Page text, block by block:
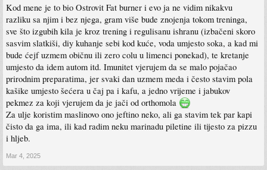
Kod mene je to bio Ostrovit Fat burner i evo ja ne vidim nikakvu
razliku sa njim i bez njega, gram više bude znojenja tokom treninga,
sve što izgubih kila je kroz trening i regulisanu ishranu (izbačeni skoro
sasvim slatkiši, diy kuhanje sebi kod kuće, voda umjesto soka, a kad mi
bude ćejf uzmem običnu ili zero colu u limenci ponekad), te kretanje
umjesto da idem autom itd. Imunitet vjerujem da se malo pojačao
prirodnim preparatima, jer svaki dan uzmem meda i često stavim pola
kašike umjesto šećera u čaj pa i kafu, a jedno vrijeme i jabukov
pekmez za koji vjerujem da je jači od orthomola
Za ulje koristim maslinovo ono jeftino neko, ali ga stavim tek par kapi
čisto da ga ima, ili kad radim neku marinadu piletine ili tijesto za pizzu
i hljeb.
Mar 4, 2025